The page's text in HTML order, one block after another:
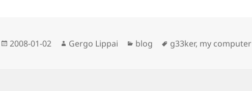
Közzétéve
2008-01-02 Szerző
Gergo Lippai Kategória
blog Címke
g33ker, my computer